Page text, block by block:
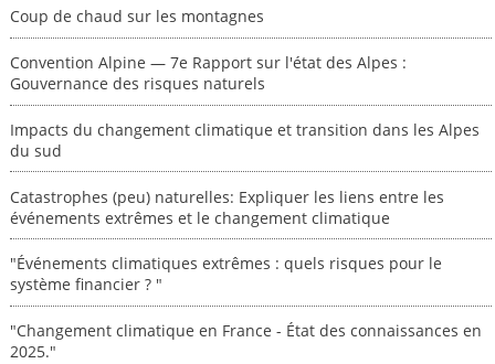
Coup de chaud sur les montagnes
Convention Alpine — 7e Rapport sur l'état des Alpes :
Gouvernance des risques naturels
Impacts du changement climatique et transition dans les Alpes
du sud
Catastrophes (peu) naturelles: Expliquer les liens entre les
événements extrêmes et le changement climatique
"Événements climatiques extrêmes : quels risques pour le
système financier ? "
"Changement climatique en France - État des connaissances en
2025."